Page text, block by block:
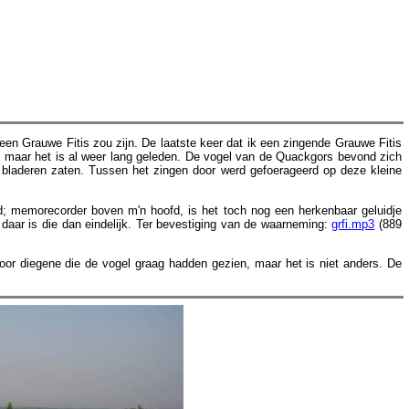
Grauwe Fitis zou zijn. De laatste keer dat ik een zingende Grauwe Fitis
het is al weer lang geleden. De vogel van de Quackgors bevond zich
zaten. Tussen het zingen door werd gefoerageerd op deze kleine
boven m'n hoofd, is het toch nog een herkenbaar geluidje
is die dan eindelijk. Ter bevestiging van de waarneming:grfi.mp3 (889
diegene die de vogel graag hadden gezien, maar het is niet anders. De